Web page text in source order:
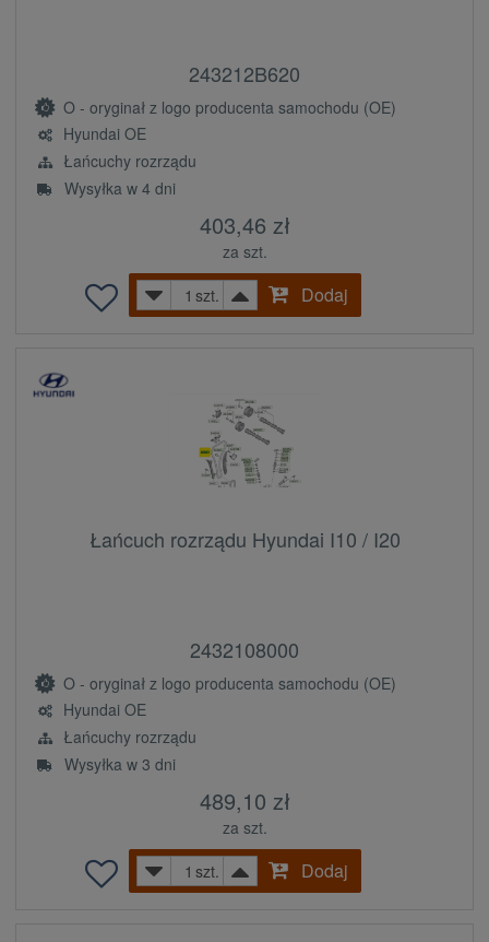
243212B620
O - oryginał z logo producenta samochodu (OE)
Hyundai OE
Łańcuchy rozrządu
Wysyłka w 4 dni
403,46 zł
za szt.
szt.
Dodaj
Łańcuch rozrządu Hyundai I10 / I20
2432108000
O - oryginał z logo producenta samochodu (OE)
Hyundai OE
Łańcuchy rozrządu
Wysyłka w 3 dni
489,10 zł
za szt.
szt.
Dodaj